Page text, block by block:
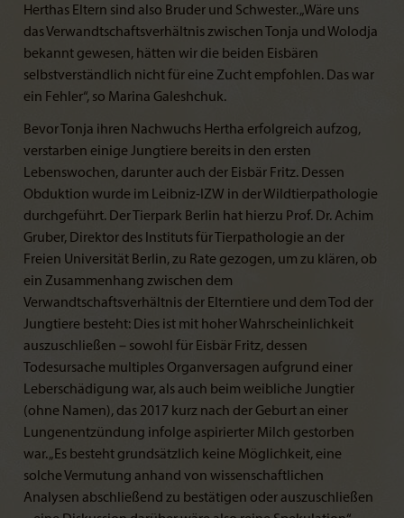
Herthas Eltern sind also Bruder und Schwester. „Wäre uns
das Verwandtschaftsverhältnis zwischen Tonja und Wolodja
bekannt gewesen, hätten wir die beiden Eisbären
selbstverständlich nicht für eine Zucht empfohlen. Das war
ein Fehler“, so Marina Galeshchuk.
Bevor Tonja ihren Nachwuchs Hertha erfolgreich aufzog,
verstarben einige Jungtiere bereits in den ersten
Lebenswochen, darunter auch der Eisbär Fritz. Dessen
Obduktion wurde im Leibniz-IZW in der Wildtierpathologie
durchgeführt. Der Tierpark Berlin hat hierzu Prof. Dr. Achim
Gruber, Direktor des Instituts für Tierpathologie an der
Freien Universität Berlin, zu Rate gezogen, um zu klären, ob
ein Zusammenhang zwischen dem
Verwandtschaftsverhältnis der Elterntiere und dem Tod der
Jungtiere besteht: Dies ist mit hoher Wahrscheinlichkeit
auszuschließen – sowohl für Eisbär Fritz, dessen
Todesursache multiples Organversagen aufgrund einer
Leberschädigung war, als auch beim weibliche Jungtier
(ohne Namen), das 2017 kurz nach der Geburt an einer
Lungenentzündung infolge aspirierter Milch gestorben
war. „Es besteht grundsätzlich keine Möglichkeit, eine
solche Vermutung anhand von wissenschaftlichen
Analysen abschließend zu bestätigen oder auszuschließen